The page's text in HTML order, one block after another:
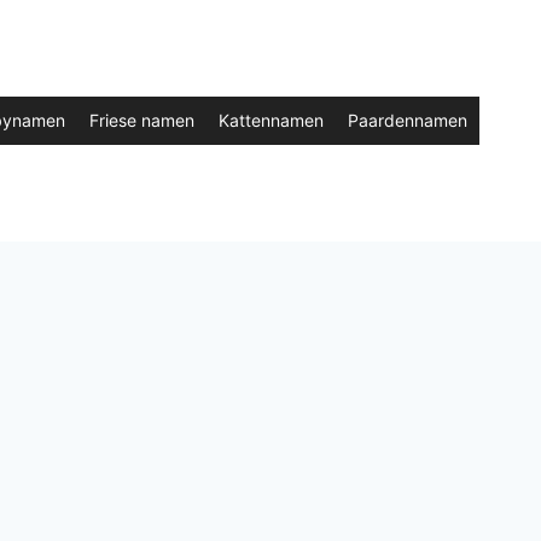
Friese namen Kattennamen Paardennamen